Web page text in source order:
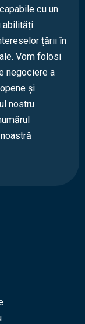
cu un
abilități
țării în
Vom folosi
negociere a
și
nostru